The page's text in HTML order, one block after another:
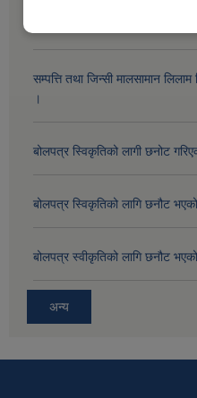
सम्पत्ति तथा जिन्सी मालसामान
।
बोलपत्र स्विकृतिको लागी छनोट
बोलपत्र स्विकृतिको लागि छनौट
बोलपत्र स्वीकृतिको लागि छनौट
अन्य